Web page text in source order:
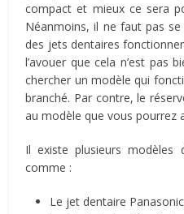
compact et mieux ce sera
Néanmoins, il ne faut pas
des jets dentaires
l’avouer que cela n’est pas
chercher un modèle qui
branché. Par contre, le
au modèle que vous pourrez
Il existe plusieurs modèles
comme :
Le jet dentaire Panasonic